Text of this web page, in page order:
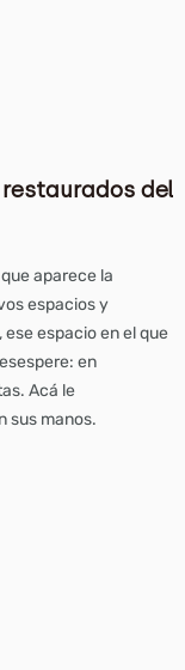
del
aparece la
espacios y
espacio en el que
en
Acá le
sus manos.